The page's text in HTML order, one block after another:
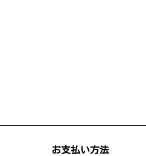
お支払い方法